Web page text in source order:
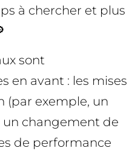
à chercher et plus
sont
en avant : les mises
(par exemple, un
un changement de
de performance